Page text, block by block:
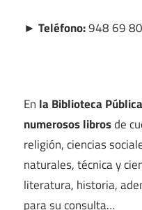
► Teléfono:948 69
En la Biblioteca
numerosos librosde
religión, ciencias
naturales, técnica y
literatura, historia,
para su consulta…